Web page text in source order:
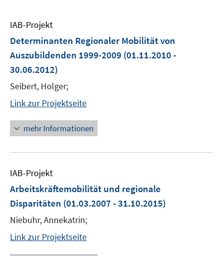
IAB-Projekt
Determinanten Regionaler Mobilität von
Auszubildenden 1999-2009 (01.11.2010 -
30.06.2012)
Seibert, Holger;
Link zur Projektseite
mehr Informationen
IAB-Projekt
Arbeitskräftemobilität und regionale
Disparitäten (01.03.2007 - 31.10.2015)
Niebuhr, Annekatrin;
Link zur Projektseite